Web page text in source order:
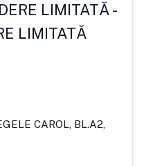
LIMITATĂ-
LIMITATĂ
CAROL, BL.A2,